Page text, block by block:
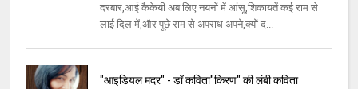
दरबार,आई कैकेयी अब लिए नयनों में आंसू,शिकायतें कई राम से
लाई दिल में,और पूछे राम से अपराध अपने,क्यों द...
"आइडियल मदर" - डॉ कविता"किरण" की लंबी कविता